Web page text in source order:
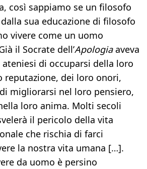
così sappiamo se un filosofo
sua educazione di filosofo
vivere come un uomo
il Socrate dell’Apologiaaveva
di occuparsi della loro
reputazione, dei loro onori,
migliorarsi nel loro pensiero,
loro anima. Molti secoli
il pericolo della vita
che rischia di farci
la nostra vita umana […].
da uomo è persino